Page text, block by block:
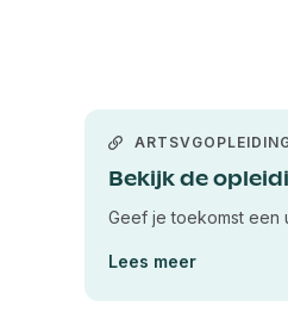
Bekijk de
Geef je toekomst een
Lees meer